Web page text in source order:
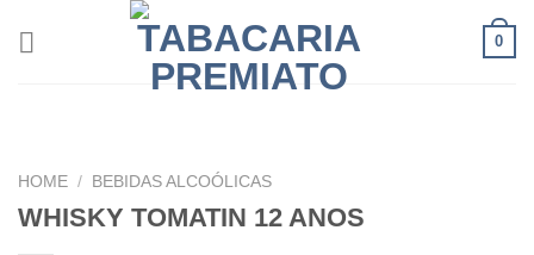
0
HOME / BEBIDAS ALCOÓLICAS
WHISKY TOMATIN 12 ANOS